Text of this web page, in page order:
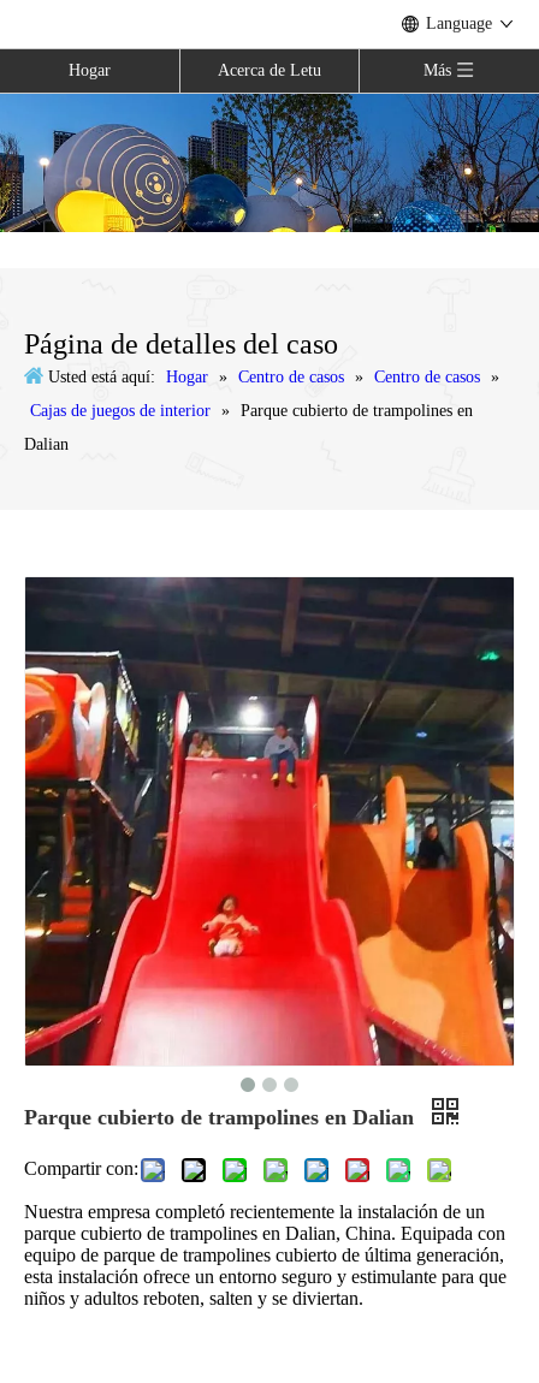
Language
Hogar Acerca de Letu Más
Página de detalles del caso
Usted está aquí: Hogar » Centro de casos » Centro de casos »
Cajas de juegos de interior » Parque cubierto de trampolines en
Dalian
Parque cubierto de trampolines en Dalian
Compartir con:
Nuestra empresa completó recientemente la instalación de un
parque cubierto de trampolines en Dalian, China. Equipada con
equipo de parque de trampolines cubierto de última generación,
esta instalación ofrece un entorno seguro y estimulante para que
niños y adultos reboten, salten y se diviertan.